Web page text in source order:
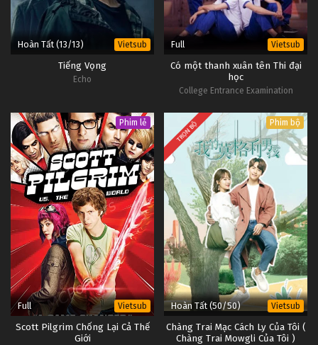
Hoàn Tất (13/13) Vietsub
Tiếng Vọng
Echo
Full Vietsub
Có một thanh xuân tên Thi đại
học
College Entrance Examination
Phim lẻ
Full Vietsub
Scott Pilgrim Chống Lại Cả Thế
Giới
TRỌN BỘ Phim bộ
Hoàn Tất (50/50) Vietsub
Chàng Trai Mạc Cách Ly Của Tôi (
Chàng Trai Mowgli Của Tôi )